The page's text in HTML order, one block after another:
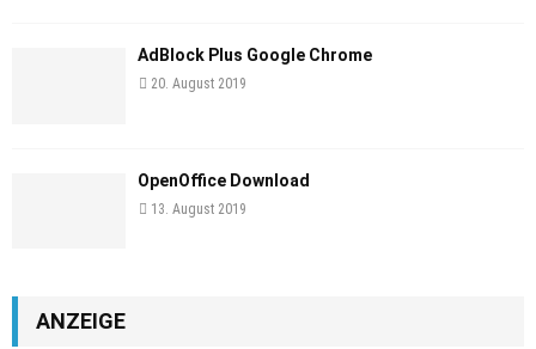
AdBlock Plus Google Chrome
20. August 2019
OpenOffice Download
13. August 2019
ANZEIGE